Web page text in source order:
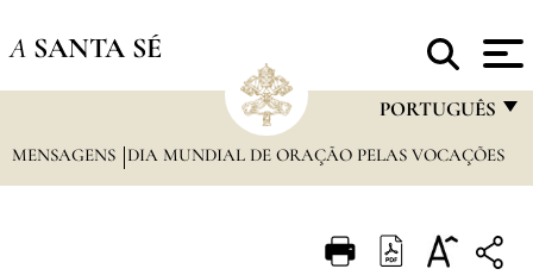
A SANTA SÉ
PORTUGUÊS
FRANÇAIS
ITALIANO
MENSAGENS DIA MUNDIAL DE ORAÇÃO PELAS VOCAÇÕES